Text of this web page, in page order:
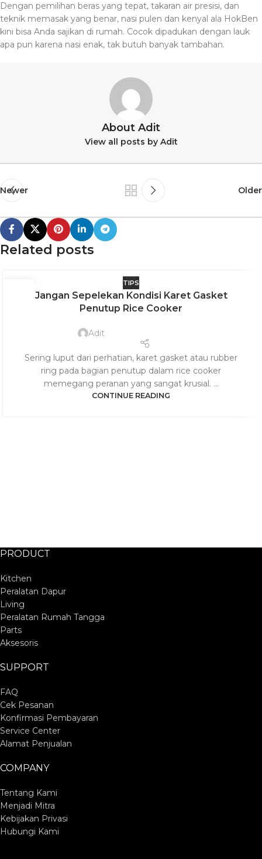
Dengan pemilihan beras yang tepat, takaran air presisi, dan
teknik memasak yang benar, nasi pulen dan kenyal ala HokBen
kini bisa Anda sajikan di rumah. Cocok dipadukan dengan lauk
apa pun karena nasi enak, tak butuh banyak tambahan.
About Adit
View all posts by Adit
Newer Older
Related posts
TIPS
Jangan Sepelekan Kondisi Karet Gasket
Penutup Rice Cooker
Adit
Sering luput dari perhatian, karet gasket atau rubber
ring pada bagian penutup dalam rice cooker
memegang peranan yang sangat krusial. ...
CONTINUE READING
PRODUCT
Kitchen
Peralatan Dapur
Living
Peralatan Rumah Tangga
Parts
Aksesoris
SUPPORT
FAQ
Cek Pesanan
Konfirmasi Pembayaran
Service Center
Alamat Penjualan
COMPANY
Tentang Kami
Menjadi Mitra
Kebijakan Privasi
Hubungi Kami